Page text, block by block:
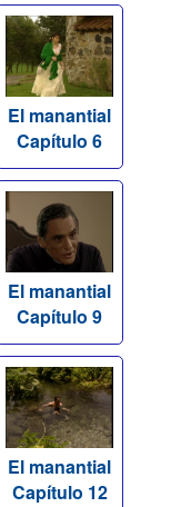
El manantial
Capítulo 6
El manantial
Capítulo 9
El manantial
Capítulo 12